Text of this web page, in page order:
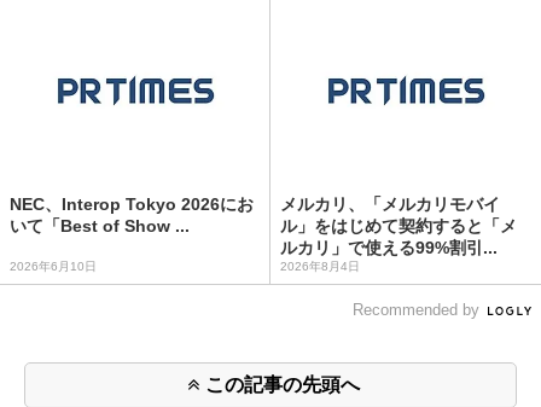
NEC、Interop Tokyo 2026にお
いて「Best of Show ...
2026年6月10日
メルカリ、「メルカリモバイ
ル」をはじめて契約すると「メ
ルカリ」で使える99%割引...
2026年8月4日
Recommended by
この記事の先頭へ